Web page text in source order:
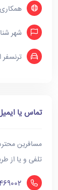
شهر
ترنسفر
تماس یا
مسافرین
تلفی و یا از